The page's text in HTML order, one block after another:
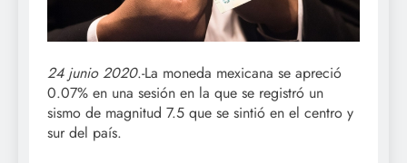
24 junio 2020.-La moneda mexicana se apreció
0.07% en una sesión en la que se registró un
sismo de magnitud 7.5 que se sintió en el centro y
sur del país.